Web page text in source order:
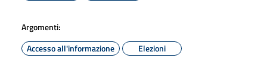
Argomenti:
Accesso all'informazione
Elezioni